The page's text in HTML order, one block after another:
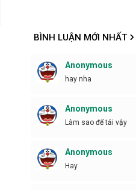
BÌNH LUẬN MỚI NHẤT
Anonymous
hay nha
Anonymous
Làm sao để tải vậy
Anonymous
Hay